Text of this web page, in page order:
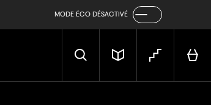
MODE ÉCO DÉSACTIVÉ